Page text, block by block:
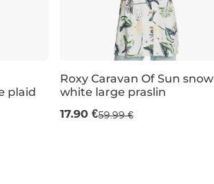
plaid
Výpredaj -70 %
Roxy Caravan Of Sun snow
white large praslin
17.90 €59.99 €